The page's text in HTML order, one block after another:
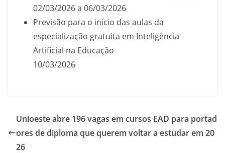
02/03/2026 a 06/03/2026
Previsão para o início das aulas da
especialização gratuita em Inteligência
Artificial na Educação
10/03/2026
Unioeste abre 196 vagas em cursos EAD para portad
ores de diploma que querem voltar a estudar em 20
26